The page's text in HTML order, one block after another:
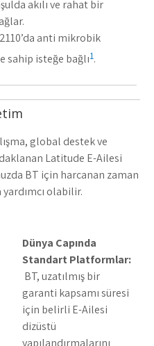
akılı ve rahat bir
anti mikrobik
sahip isteğe bağlı1.
global destek ve
Latitude E-Ailesi
BT için harcanan zaman
olabilir.
Dünya Çapında
Standart Platformlar:
BT, uzatılmış bir
garanti kapsamı süresi
için belirli E-Ailesi
dizüstü